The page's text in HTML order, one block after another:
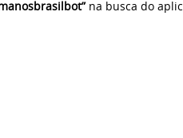
na busca do